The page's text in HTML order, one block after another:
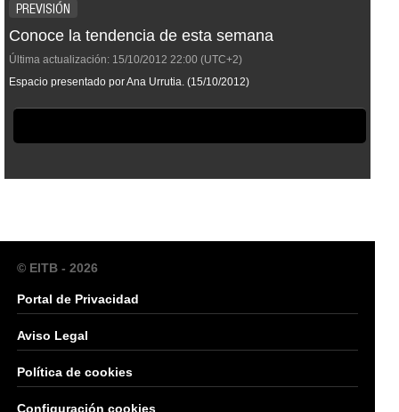
PREVISIÓN
Conoce la tendencia de esta semana
Última actualización: 15/10/2012 22:00 (UTC+2)
Espacio presentado por Ana Urrutia. (15/10/2012)
© EITB - 2026
Portal de Privacidad
Aviso Legal
Política de cookies
Configuración cookies